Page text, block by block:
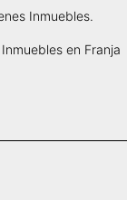
Inmuebles.
en Franja